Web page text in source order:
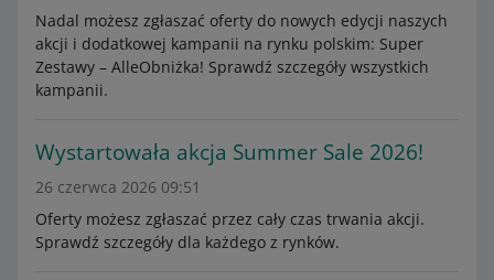
Nadal możesz zgłaszać oferty do nowych edycji naszych
akcji i dodatkowej kampanii na rynku polskim: Super
Zestawy – AlleObniżka! Sprawdź szczegóły wszystkich
kampanii.
Wystartowała akcja Summer Sale 2026!
26 czerwca 2026 09:51
Oferty możesz zgłaszać przez cały czas trwania akcji.
Sprawdź szczegóły dla każdego z rynków.